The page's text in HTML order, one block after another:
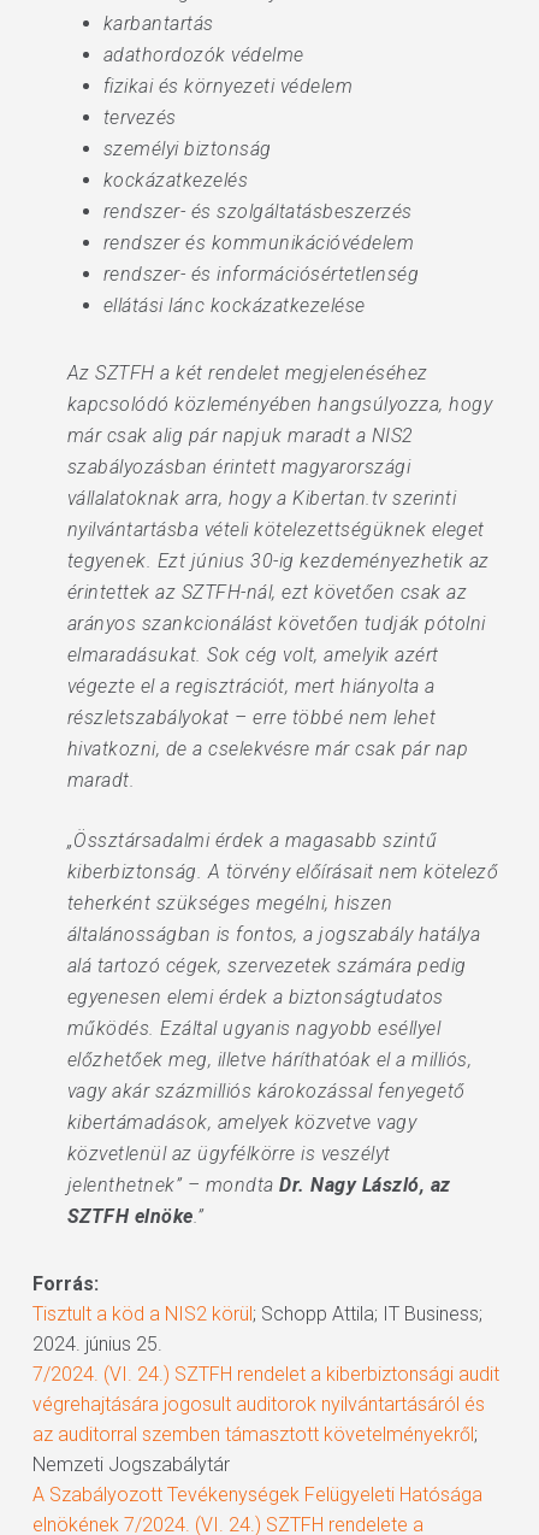
karbantartás
adathordozók védelme
fizikai és környezeti védelem
tervezés
személyi biztonság
kockázatkezelés
rendszer- és szolgáltatásbeszerzés
rendszer és kommunikációvédelem
rendszer- és információsértetlenség
ellátási lánc kockázatkezelése
Az SZTFH a két rendelet megjelenéséhez
kapcsolódó közleményében hangsúlyozza, hogy
már csak alig pár napjuk maradt a NIS2
szabályozásban érintett magyarországi
vállalatoknak arra, hogy a Kibertan.tv szerinti
nyilvántartásba vételi kötelezettségüknek eleget
tegyenek. Ezt június 30-ig kezdeményezhetik az
érintettek az SZTFH-nál, ezt követően csak az
arányos szankcionálást követően tudják pótolni
elmaradásukat. Sok cég volt, amelyik azért
végezte el a regisztrációt, mert hiányolta a
részletszabályokat – erre többé nem lehet
hivatkozni, de a cselekvésre már csak pár nap
maradt.
„Össztársadalmi érdek a magasabb szintű
kiberbiztonság. A törvény előírásait nem kötelező
teherként szükséges megélni, hiszen
általánosságban is fontos, a jogszabály hatálya
alá tartozó cégek, szervezetek számára pedig
egyenesen elemi érdek a biztonságtudatos
működés. Ezáltal ugyanis nagyobb eséllyel
előzhetőek meg, illetve háríthatóak el a milliós,
vagy akár százmilliós károkozással fenyegető
kibertámadások, amelyek közvetve vagy
közvetlenül az ügyfélkörre is veszélyt
jelenthetnek” – mondtaDr. Nagy László, az
SZTFH elnöke.”
Forrás:
Tisztult a köd a NIS2 körül; Schopp Attila; IT Business;
2024. június 25.
7/2024. (VI. 24.) SZTFH rendelet a kiberbiztonsági audit
végrehajtására jogosult auditorok nyilvántartásáról és
az auditorral szemben támasztott követelményekről;
Nemzeti Jogszabálytár
A Szabályozott Tevékenységek Felügyeleti Hatósága
elnökének 7/2024. (VI. 24.) SZTFH rendelete a